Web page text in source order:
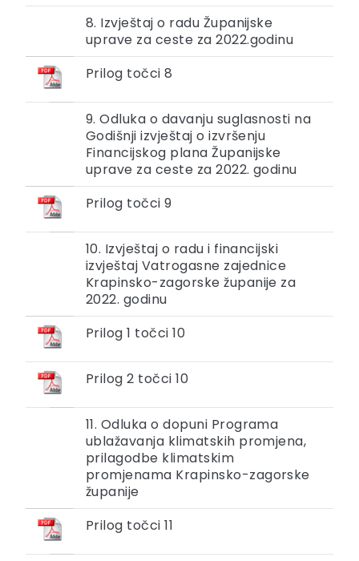
8. Izvještaj o radu Županijske
uprave za ceste za 2022.godinu
Prilog točci 8
9. Odluka o davanju suglasnosti na
Godišnji izvještaj o izvršenju
Financijskog plana Županijske
uprave za ceste za 2022. godinu
Prilog točci 9
10. Izvještaj o radu i financijski
izvještaj Vatrogasne zajednice
Krapinsko-zagorske županije za
2022. godinu
Prilog 1 točci 10
Prilog 2 točci 10
11. Odluka o dopuni Programa
ublažavanja klimatskih promjena,
prilagodbe klimatskim
promjenama Krapinsko-zagorske
županije
Prilog točci 11